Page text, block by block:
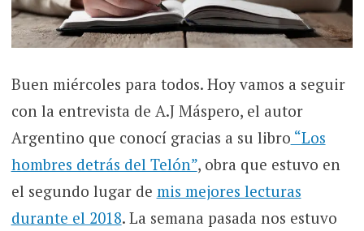
Buen miércoles para todos. Hoy vamos a seguir
con la entrevista de A.J Máspero, el autor
Argentino que conocí gracias a su libro “Los
hombres detrás del Telón”, obra que estuvo en
el segundo lugar de mis mejores lecturas
durante el 2018. La semana pasada nos estuvo